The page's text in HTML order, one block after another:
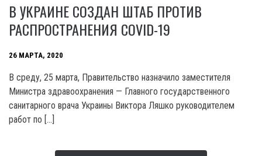
В УКРАИНЕ СОЗДАН ШТАБ ПРОТИВ
РАСПРОСТРАНЕНИЯ COVID-19
26 МАРТА, 2020
В среду, 25 марта, Правительство назначило заместителя
Министра здравоохранения — Главного государственного
санитарного врача Украины Виктора Ляшко руководителем
работ по […]